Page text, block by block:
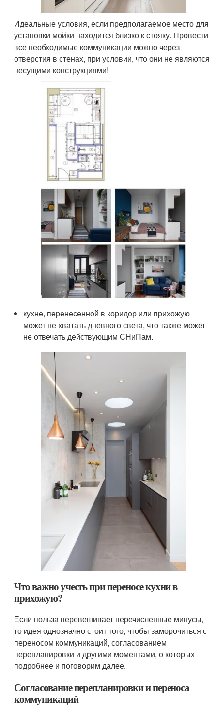
Идеальные условия, если предполагаемое место для
установки мойки находится близко к стояку. Провести
все необходимые коммуникации можно через
отверстия в стенах, при условии, что они не являются
несущими конструкциями!
кухне, перенесенной в коридор или прихожую
может не хватать дневного света, что также может
не отвечать действующим СНиПам.
Что важно учесть при переносе кухни в
прихожую?
Если польза перевешивает перечисленные минусы,
то идея однозначно стоит того, чтобы заморочиться с
переносом коммуникаций, согласованием
перепланировки и другими моментами, о которых
подробнее и поговорим далее.
Согласование перепланировки и переноса
коммуникаций